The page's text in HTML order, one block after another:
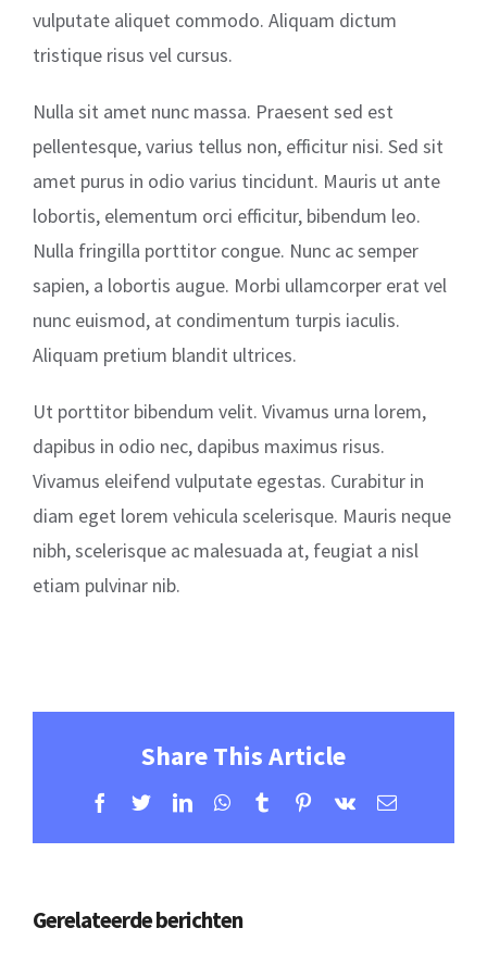
vulputate aliquet commodo. Aliquam dictum
tristique risus vel cursus.
Nulla sit amet nunc massa. Praesent sed est
pellentesque, varius tellus non, efficitur nisi. Sed sit
amet purus in odio varius tincidunt. Mauris ut ante
lobortis, elementum orci efficitur, bibendum leo.
Nulla fringilla porttitor congue. Nunc ac semper
sapien, a lobortis augue. Morbi ullamcorper erat vel
nunc euismod, at condimentum turpis iaculis.
Aliquam pretium blandit ultrices.
Ut porttitor bibendum velit. Vivamus urna lorem,
dapibus in odio nec, dapibus maximus risus.
Vivamus eleifend vulputate egestas. Curabitur in
diam eget lorem vehicula scelerisque. Mauris neque
nibh, scelerisque ac malesuada at, feugiat a nisl
etiam pulvinar nib.
Share This Article
Facebook
TwitterLinkedInWhatsApp
TumblrPinterest
Vk
E-
Gerelateerde berichten